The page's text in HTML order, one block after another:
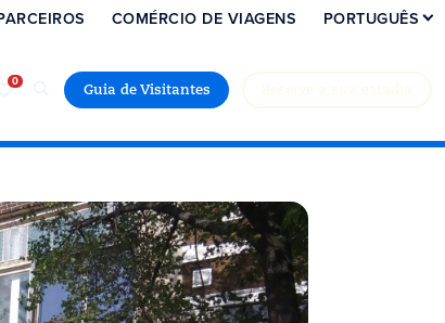
Guia de Visitantes
COMÉRCIO DE VIAGENS PORTUGUÊS